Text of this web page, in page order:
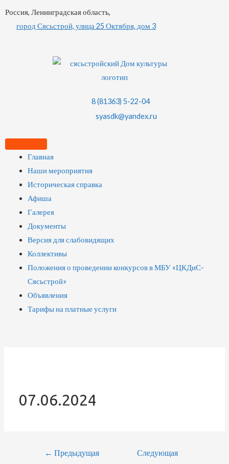
Россия, Ленинградская область,
город Сясьстрой, улица 25 Октября, дом 3
8 (81363) 5-22-04
syasdk@yandex.ru
Главная
Наши мероприятия
Историческая справка
Афиша
Галерея
Документы
Версия для слабовидящих
Коллективы
Положения о проведении конкурсов в МБУ «ЦКДиС-
Сясьстрой»
Объявления
Тарифы на платные услуги
07.06.2024
← Предыдущая
Следующая